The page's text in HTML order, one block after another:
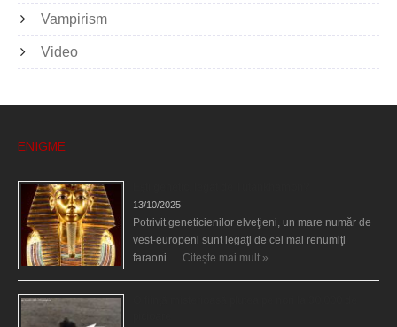
Vampirism
Video
ENIGME
13/10/2025
Potrivit geneticienilor elveţieni, un mare număr de
vest-europeni sunt legaţi de cei mai renumiţi
faraoni. …Citește mai mult »